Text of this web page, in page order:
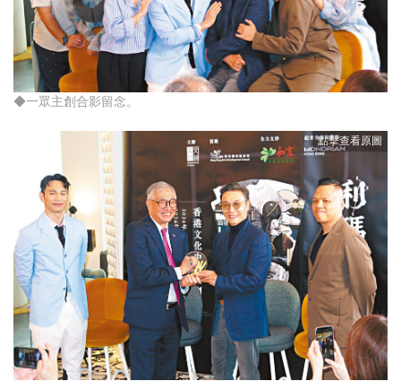
◆一眾主創合影留念。